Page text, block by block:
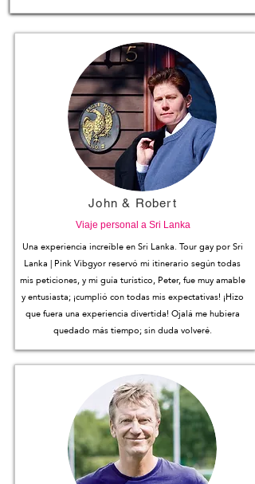
John & Robert
Viaje personal a Sri Lanka
Una experiencia increíble en Sri Lanka. Tour gay por Sri
Lanka | Pink Vibgyor reservó mi itinerario según todas
mis peticiones, y mi guía turístico, Peter, fue muy amable
y entusiasta; ¡cumplió con todas mis expectativas! ¡Hizo
que fuera una experiencia divertida! Ojalá me hubiera
quedado más tiempo; sin duda volveré.